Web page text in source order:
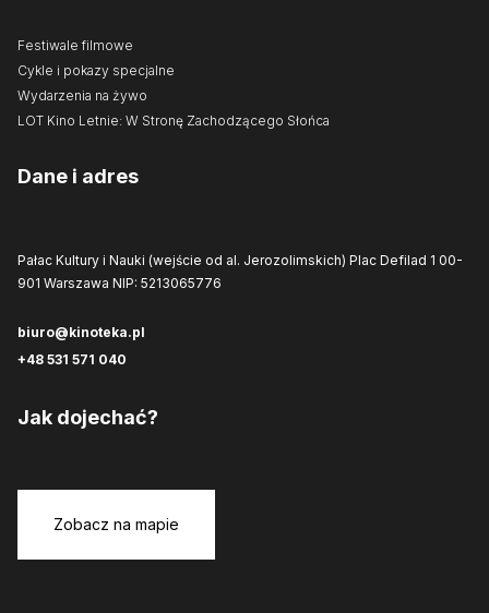
Festiwale filmowe
Cykle i pokazy specjalne
Wydarzenia na żywo
LOT Kino Letnie: W Stronę Zachodzącego Słońca
Dane i adres
Pałac Kultury i Nauki (wejście od al. Jerozolimskich) Plac Defilad 1 00-
901 Warszawa NIP: 5213065776
biuro@kinoteka.pl
+48 531 571 040
Jak dojechać?
Zobacz na mapie